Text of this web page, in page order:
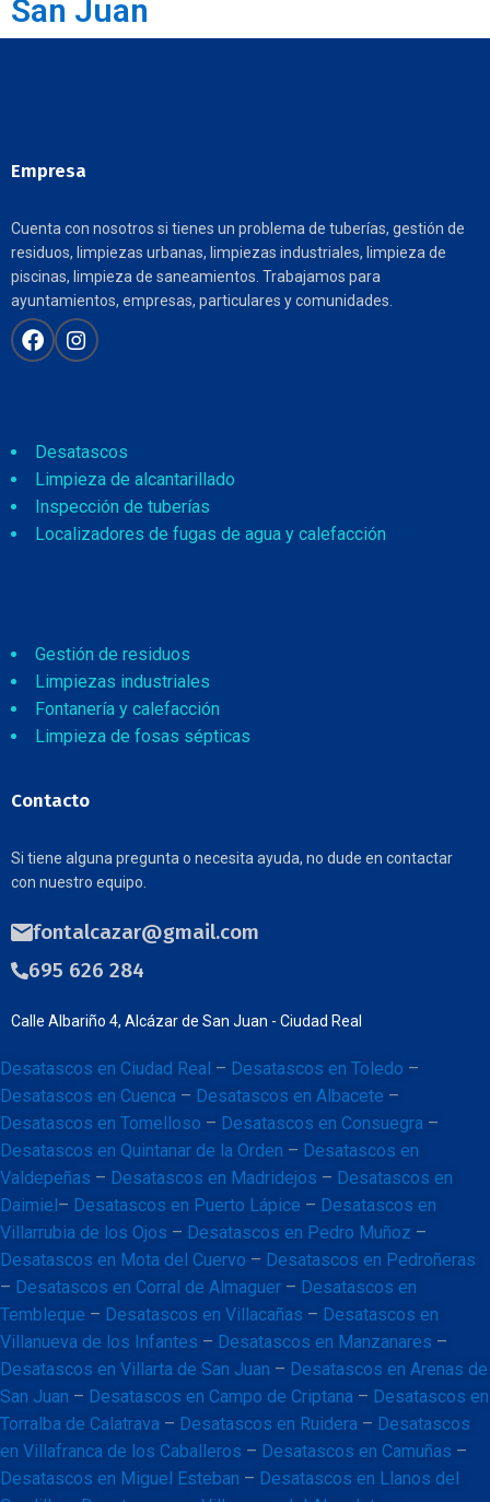
San Juan
Empresa
Cuenta con nosotros si tienes un problema de tuberías, gestión de
residuos, limpiezas urbanas, limpiezas industriales, limpieza de
piscinas, limpieza de saneamientos. Trabajamos para
ayuntamientos, empresas, particulares y comunidades.
Desatascos
Limpieza de alcantarillado
Inspección de tuberías
Localizadores de fugas de agua y calefacción
Gestión de residuos
Limpiezas industriales
Fontanería y calefacción
Limpieza de fosas sépticas
Contacto
Si tiene alguna pregunta o necesita ayuda, no dude en contactar
con nuestro equipo.
fontalcazar@gmail.com
695 626 284
Calle Albariño 4, Alcázar de San Juan - Ciudad Real
Desatascos en Ciudad Real – Desatascos en Toledo –
Desatascos en Cuenca – Desatascos en Albacete –
Desatascos en Tomelloso – Desatascos en Consuegra –
Desatascos en Quintanar de la Orden – Desatascos en
Valdepeñas – Desatascos en Madridejos – Desatascos en
Daimiel– Desatascos en Puerto Lápice – Desatascos en
Villarrubia de los Ojos – Desatascos en Pedro Muñoz –
Desatascos en Mota del Cuervo – Desatascos en Pedroñeras
– Desatascos en Corral de Almaguer – Desatascos en
Tembleque – Desatascos en Villacañas – Desatascos en
Villanueva de los Infantes – Desatascos en Manzanares –
Desatascos en Villarta de San Juan – Desatascos en Arenas de
San Juan – Desatascos en Campo de Criptana – Desatascos en
Torralba de Calatrava – Desatascos en Ruidera – Desatascos
en Villafranca de los Caballeros – Desatascos en Camuñas –
Desatascos en Miguel Esteban – Desatascos en Llanos del